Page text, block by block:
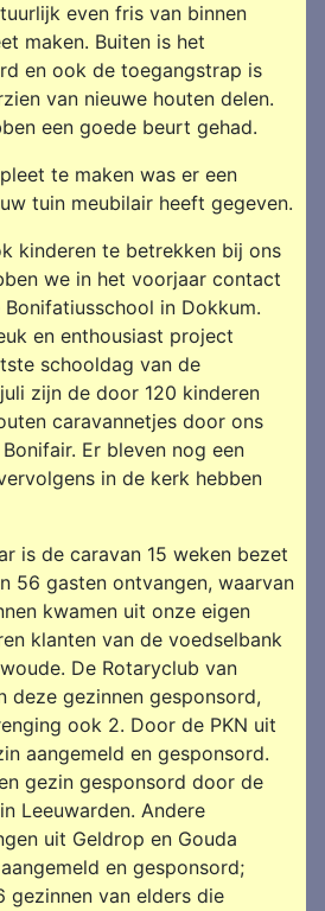
even fris van binnen
maken. Buiten is het
en ook de toegangstrap is
van nieuwe houten delen.
een goede beurt gehad.
te maken was er een
tuin meubilair heeft gegeven.
kinderen te betrekken bij ons
we in het voorjaar contact
in Dokkum.
en enthousiast project
schooldag van de
zijn de door 120 kinderen
caravannetjes door ons
Er bleven nog een
in de kerk hebben
is de caravan 15 weken bezet
56 gasten ontvangen, waarvan
kwamen uit onze eigen
klanten van de voedselbank
De Rotaryclub van
deze gezinnen gesponsord,
ook 2. Door de PKN uit
aangemeld en gesponsord.
gezin gesponsord door de
Leeuwarden. Andere
uit Geldrop en Gouda
en gesponsord;
gezinnen van elders die